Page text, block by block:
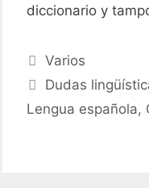
diccionario y
Categories
Varios
Tags
Dudas
Lengua española,